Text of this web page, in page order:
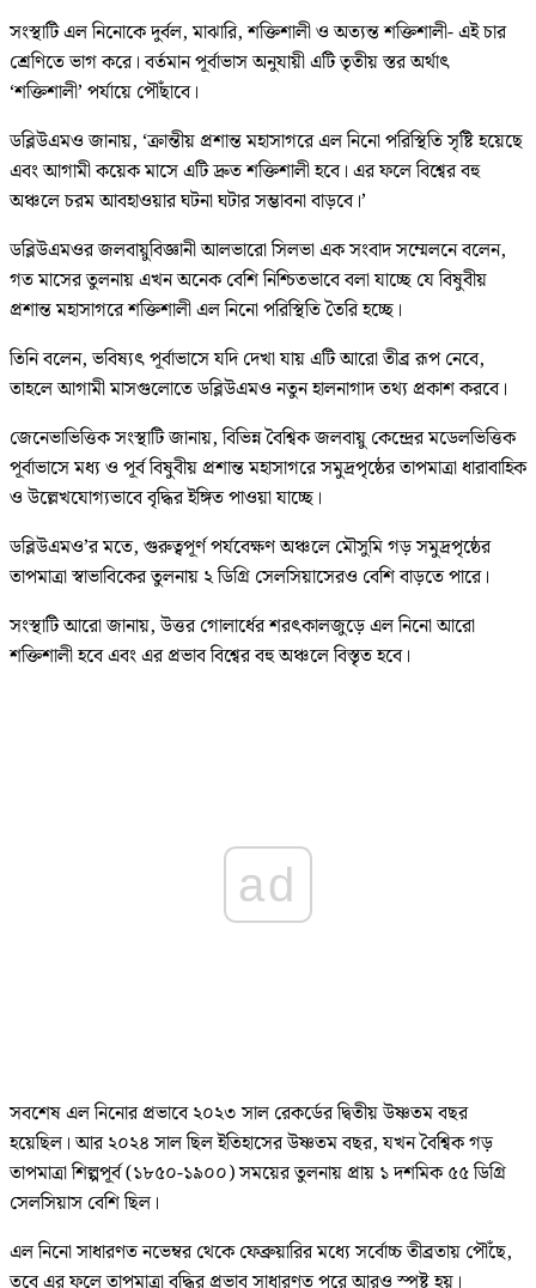
সংস্থাটি এল নিনোকে দুর্বল, মাঝারি, শক্তিশালী ও অত্যন্ত শক্তিশালী- এই চার
শ্রেণিতে ভাগ করে। বর্তমান পূর্বাভাস অনুযায়ী এটি তৃতীয় স্তর অর্থাৎ
‘শক্তিশালী’ পর্যায়ে পৌঁছাবে।
ডব্লিউএমও জানায়, ‘ক্রান্তীয় প্রশান্ত মহাসাগরে এল নিনো পরিস্থিতি সৃষ্টি হয়েছে
এবং আগামী কয়েক মাসে এটি দ্রুত শক্তিশালী হবে। এর ফলে বিশ্বের বহু
অঞ্চলে চরম আবহাওয়ার ঘটনা ঘটার সম্ভাবনা বাড়বে।’
ডব্লিউএমওর জলবায়ুবিজ্ঞানী আলভারো সিলভা এক সংবাদ সম্মেলনে বলেন,
গত মাসের তুলনায় এখন অনেক বেশি নিশ্চিতভাবে বলা যাচ্ছে যে বিষুবীয়
প্রশান্ত মহাসাগরে শক্তিশালী এল নিনো পরিস্থিতি তৈরি হচ্ছে।
তিনি বলেন, ভবিষ্যৎ পূর্বাভাসে যদি দেখা যায় এটি আরো তীব্র রূপ নেবে,
তাহলে আগামী মাসগুলোতে ডব্লিউএমও নতুন হালনাগাদ তথ্য প্রকাশ করবে।
জেনেভাভিত্তিক সংস্থাটি জানায়, বিভিন্ন বৈশ্বিক জলবায়ু কেন্দ্রের মডেলভিত্তিক
পূর্বাভাসে মধ্য ও পূর্ব বিষুবীয় প্রশান্ত মহাসাগরে সমুদ্রপৃষ্ঠের তাপমাত্রা ধারাবাহিক
ও উল্লেখযোগ্যভাবে বৃদ্ধির ইঙ্গিত পাওয়া যাচ্ছে।
ডব্লিউএমও’র মতে, গুরুত্বপূর্ণ পর্যবেক্ষণ অঞ্চলে মৌসুমি গড় সমুদ্রপৃষ্ঠের
তাপমাত্রা স্বাভাবিকের তুলনায় ২ ডিগ্রি সেলসিয়াসেরও বেশি বাড়তে পারে।
সংস্থাটি আরো জানায়, উত্তর গোলার্ধের শরৎকালজুড়ে এল নিনো আরো
শক্তিশালী হবে এবং এর প্রভাব বিশ্বের বহু অঞ্চলে বিস্তৃত হবে।
ad
সবশেষ এল নিনোর প্রভাবে ২০২৩ সাল রেকর্ডের দ্বিতীয় উষ্ণতম বছর
হয়েছিল। আর ২০২৪ সাল ছিল ইতিহাসের উষ্ণতম বছর, যখন বৈশ্বিক গড়
তাপমাত্রা শিল্পপূর্ব (১৮৫০-১৯০০) সময়ের তুলনায় প্রায় ১ দশমিক ৫৫ ডিগ্রি
সেলসিয়াস বেশি ছিল।
এল নিনো সাধারণত নভেম্বর থেকে ফেব্রুয়ারির মধ্যে সর্বোচ্চ তীব্রতায় পৌঁছে,